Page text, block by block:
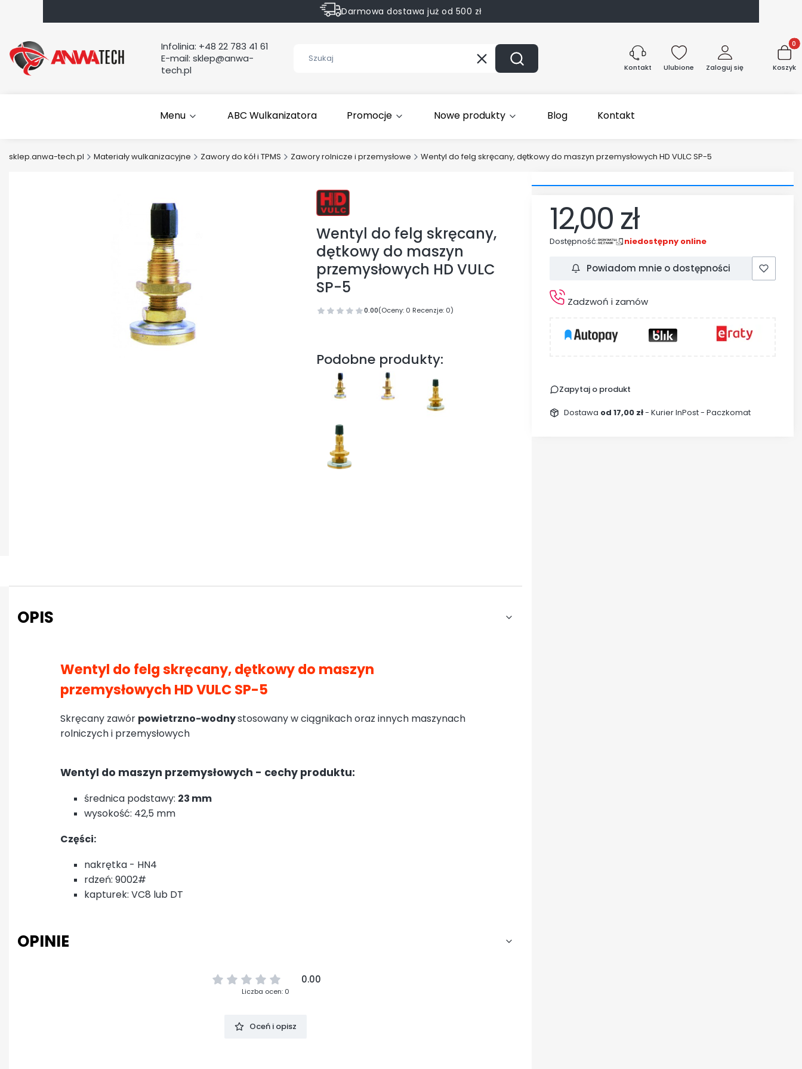
Darmowa dostawa już od 500 zł
Infolinia: +48 22 783 41 61
E-mail: sklep@anwa-
tech.pl
WyczyśćSzukaj Kontakt Ulubione Zaloguj się Koszyk
Menu ABC Wulkanizatora Promocje Nowe produkty Blog Kontakt
sklep.anwa-tech.pl Materiały wulkanizacyjne Zawory do kół i TPMS Zawory rolnicze i przemysłowe Wentyl do felg skręcany, dętkowy do maszyn przemysłowych HD VULC SP-5
Wentyl do felg skręcany,
dętkowy do maszyn
przemysłowych HD VULC
SP-5
0.00(Oceny: 0 Recenzje: 0)
Podobne produkty:
OPIS
Wentyl do felg skręcany, dętkowy do maszyn
przemysłowych HD VULC SP-5
Skręcany zawór powietrzno-wodnystosowany w ciągnikach oraz innych maszynach
rolniczych i przemysłowych
Wentyl do maszyn przemysłowych - cechy produktu:
średnica podstawy: 23 mm
wysokość: 42,5 mm
Części:
nakrętka - HN4
rdzeń: 9002#
kapturek: VC8 lub DT
OPINIE
0.00
Liczba ocen: 0
Oceń i opisz
Cena
12,00 zł
Dostępność: niedostępny online
Powiadom mnie o dostępności
Zadzwoń i zamów
Zapytaj o produkt
Dostawa od 17,00 zł- Kurier InPost - Paczkomat